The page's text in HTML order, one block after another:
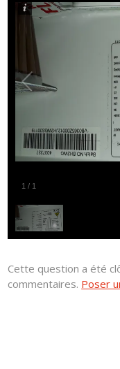
1 / 1
Cette question a été
commentaires. Poser